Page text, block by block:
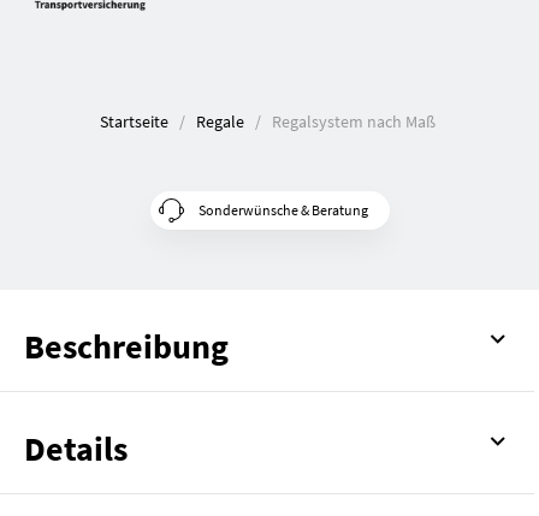
Startseite Regale Regalsystem nach Maß
Sonderwünsche & Beratung
Beschreibung
Details